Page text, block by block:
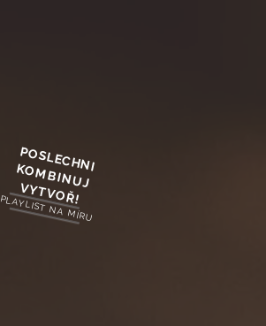
POSLECHNI
KOMBINUJ
VYTVOŘ!
PLAYLIST NA MÍRU